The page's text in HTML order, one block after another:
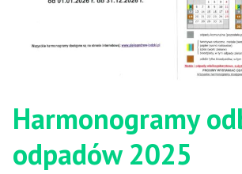
Harmonogramy
odpadów 2025